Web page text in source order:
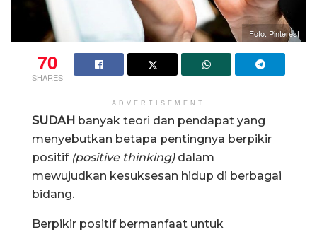
Foto: Pinterest
70
SHARES
ADVERTISEMENT
SUDAH banyak teori dan pendapat yang
menyebutkan betapa pentingnya berpikir
positif (positive thinking)dalam
mewujudkan kesuksesan hidup di berbagai
bidang.
Berpikir positif bermanfaat untuk